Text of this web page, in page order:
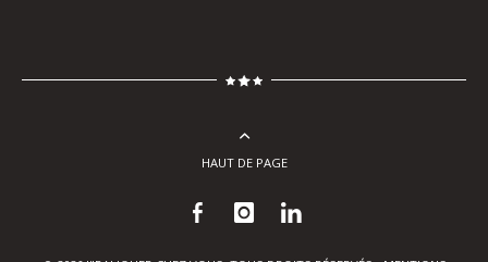
HAUT DE PAGE